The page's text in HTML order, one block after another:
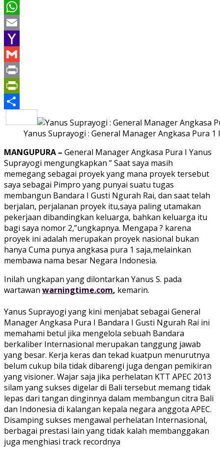
Pinterest
WhatsApp
Email
Yahoo
Mail
Gmail
Print
PrintFriendly
Share
Yanus Suprayogi : General Manager Angkasa Pura
MANGUPURA – General Manager Angkasa Pura I Yanus
Suprayogi mengungkapkan ” Saat saya masih
memegang sebagai proyek yang mana proyek tersebut
saya sebagai Pimpro yang punyai suatu tugas
membangun Bandara I Gusti Ngurah Rai, dan saat telah
berjalan, perjalanan proyek itu,saya paling utamakan
pekerjaan dibandingkan keluarga, bahkan keluarga itu
bagi saya nomor 2,”ungkapnya. Mengapa ? karena
proyek ini adalah merupakan proyek nasional bukan
hanya Cuma punya angkasa pura 1 saja,melainkan
membawa nama besar Negara Indonesia.
Inilah ungkapan yang dilontarkan Yanus S. pada
wartawan warningtime.com, kemarin.
Yanus Suprayogi yang kini menjabat sebagai General
Manager Angkasa Pura I Bandara I Gusti Ngurah Rai ini
memahami betul jika mengelola sebuah Bandara
berkaliber Internasional merupakan tanggung jawab
yang besar. Kerja keras dan tekad kuatpun menurutnya
belum cukup bila tidak dibarengi juga dengan pemikiran
yang visioner. Wajar saja jika perhelatan KTT APEC 2013
silam yang sukses digelar di Bali tersebut memang tidak
lepas dari tangan dinginnya dalam membangun citra Bali
dan Indonesia di kalangan kepala negara anggota APEC.
Disamping sukses mengawal perhelatan Internasional,
berbagai prestasi lain yang tidak kalah membanggakan
juga menghiasi track recordnya